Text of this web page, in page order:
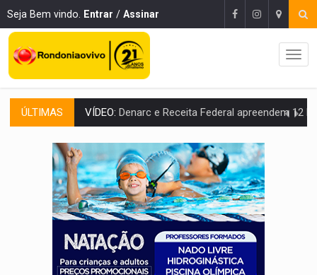
Seja Bem vindo. Entrar / Assinar
ÚLTIMAS OPERAÇÃO DA PC:Membros do CV são presos com armas e drogas após
ENTRADA GRATUITA:Espetáculo As Marias Somos Nós será
VÍDEO:Três são presos após furto de motocicleta em frente
CELEBRAÇÃO:Cerejeiras completa 43 anos de emancipação com
Anvisa desmente boato sobre presença de plástico ou
VÍDEO:Pitbulls fogem de residência e atacam casal de idosos